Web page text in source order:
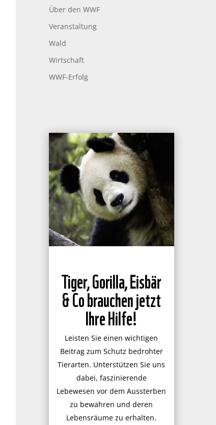
Über den WWF
Veranstaltung
Wald
Wirtschaft
WWF-Erfolg
Tiger, Gorilla, Eisbär
& Co brauchen jetzt
Ihre Hilfe!
Leisten Sie einen wichtigen
Beitrag zum Schutz bedrohter
Tierarten. Unterstützen Sie uns
dabei, faszinierende
Lebewesen vor dem Aussterben
zu bewahren und deren
Lebensräume zu erhalten.